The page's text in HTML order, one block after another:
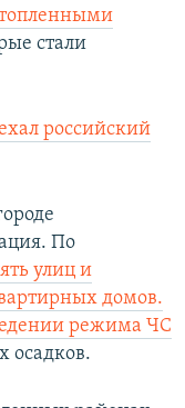
стали
российский
По
улиц и
домов.
режима ЧС
осадков.